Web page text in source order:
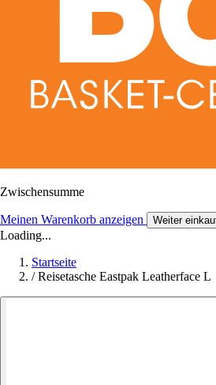
Zwischensumme
Meinen Warenkorb anzeigen Weiter
Loading...
Startseite
/ Reisetasche Eastpak Leatherface L